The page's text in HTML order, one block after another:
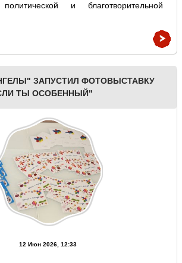
и благотворительной
ЗАПУСТИЛ ФОТОВЫСТАВКУ
ТЫ ОСОБЕННЫЙ"
12 Июн 2026, 12:33